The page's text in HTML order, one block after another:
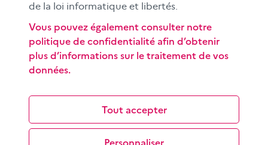
Si vous souhaitez vous abonner gratuitement à la lettre
d'information mensuelle du CLEMI, cliquezici →
de la loi informatique et libertés.
Tout accepter
Personnaliser
Vous pouvez également consulter notre
politique de confidentialité afin d’obtenir
plus d’informations sur le traitement de vos
données.